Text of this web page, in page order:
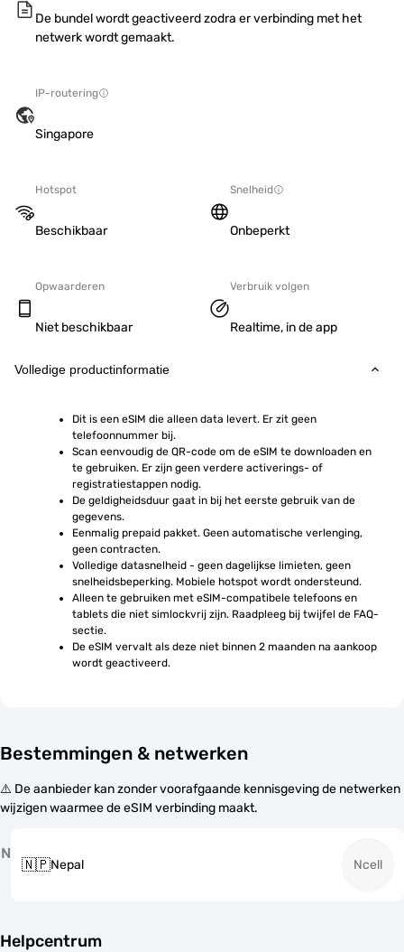
De bundel wordt geactiveerd zodra er verbinding met het
netwerk wordt gemaakt.
IP-routering
Singapore
Hotspot
Beschikbaar
Snelheid
Onbeperkt
Opwaarderen
Niet beschikbaar
Verbruik volgen
Realtime, in de app
Volledige productinformatie
Dit is een eSIM die alleen data levert. Er zit geen
telefoonnummer bij.
Scan eenvoudig de QR-code om de eSIM te downloaden en
te gebruiken. Er zijn geen verdere activerings- of
registratiestappen nodig.
De geldigheidsduur gaat in bij het eerste gebruik van de
gegevens.
Eenmalig prepaid pakket. Geen automatische verlenging,
geen contracten.
Volledige datasnelheid - geen dagelijkse limieten, geen
snelheidsbeperking. Mobiele hotspot wordt ondersteund.
Alleen te gebruiken met eSIM-compatibele telefoons en
tablets die niet simlockvrij zijn. Raadpleeg bij twijfel de FAQ-
sectie.
De eSIM vervalt als deze niet binnen 2 maanden na aankoop
wordt geactiveerd.
Bestemmingen & netwerken
⚠️ De aanbieder kan zonder voorafgaande kennisgeving de netwerken
wijzigen waarmee de eSIM verbinding maakt.
N
🇳🇵Nepal Ncell
Helpcentrum